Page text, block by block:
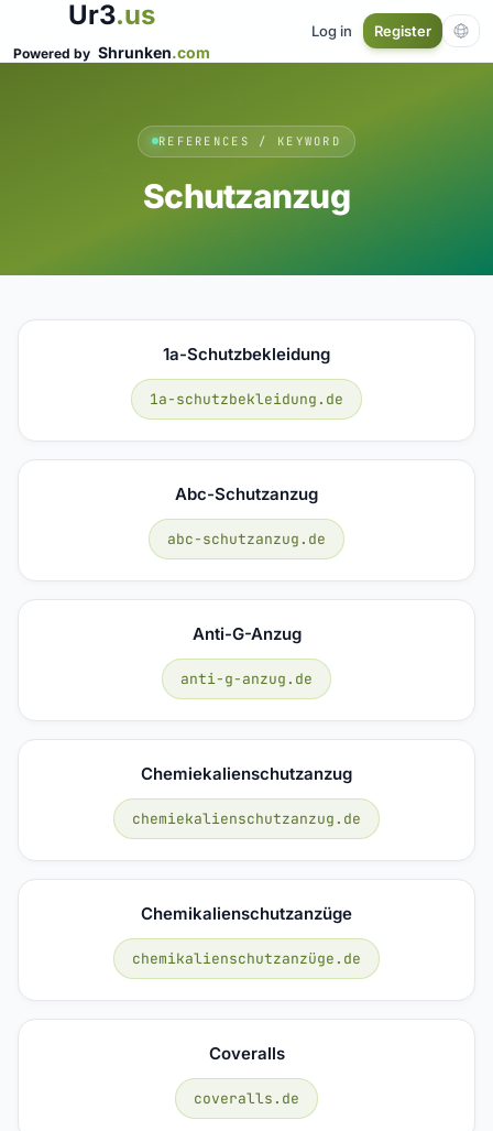
Ur3.us
Powered by Shrunken.com
Log in Register
REFERENCES / KEYWORD
Schutzanzug
1a-Schutzbekleidung
1a-schutzbekleidung.de
Abc-Schutzanzug
abc-schutzanzug.de
Anti-G-Anzug
anti-g-anzug.de
Chemiekalienschutzanzug
chemiekalienschutzanzug.de
Chemikalienschutzanzüge
chemikalienschutzanzüge.de
Coveralls
coveralls.de